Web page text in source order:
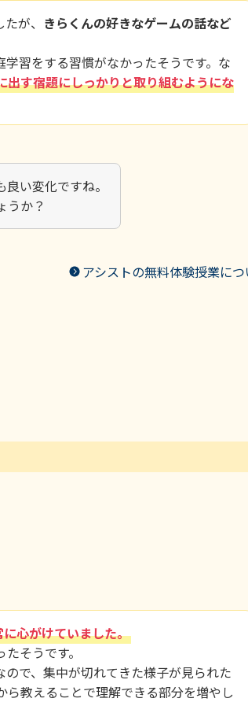
が、 きらくんの好きなゲームの話など
習をする習慣がなかったそうです。な
出す宿題にしっかりと取り組むようにな
い変化ですね。
うか？
アシストの無料体験授業に
心がけていました。
そうです。
ので、集中が切れてきた様子が見られた
教えることで理解できる部分を増やし